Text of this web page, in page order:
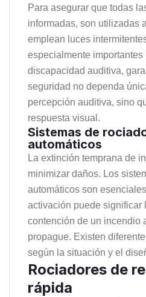
Para asegurar que todas
informadas, son utilizadas
emplean luces
especialmente importantes
discapacidad auditiva,
seguridad no dependa
percepción auditiva, sino
respuesta visual.
Sistemas de
automáticos
La extinción temprana de
minimizar daños. Los
automáticos son
activación puede significar
contención de un incendio
propague. Existen
según la situación y el
Rociadores de
rápida